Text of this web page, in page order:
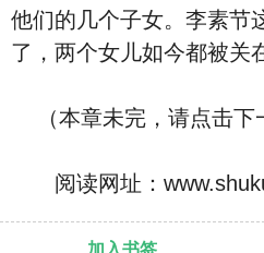
他们的几个子女。李素节
了，两个女儿如今都被关
（本章未完，请点击下
阅读网址：
加入书签